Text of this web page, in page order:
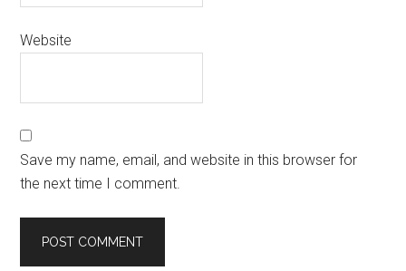
Website
Save my name, email, and website in this browser for
the next time I comment.